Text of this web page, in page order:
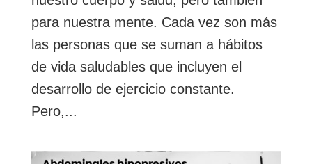
para nuestra mente. Cada vez son más
las personas que se suman a hábitos
de vida saludables que incluyen el
desarrollo de ejercicio constante.
Pero,...